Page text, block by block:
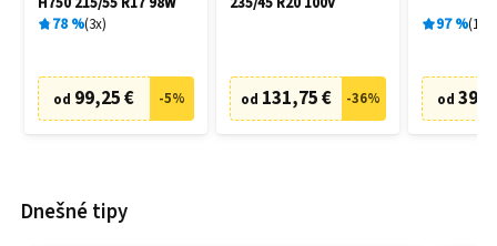
78% 3x
od 99,25 € -5% od 131,75 € -36%
97% 166
od
Dnešné tipy